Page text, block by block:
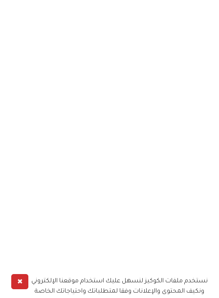
✖
نستخدم ملفات الكوكيز لنسهل عليك استخدام موقعنا الإلكتروني
ونكيف المحتوى والإعلانات وفقا لمتطلباتك واحتياجاتك الخاصة